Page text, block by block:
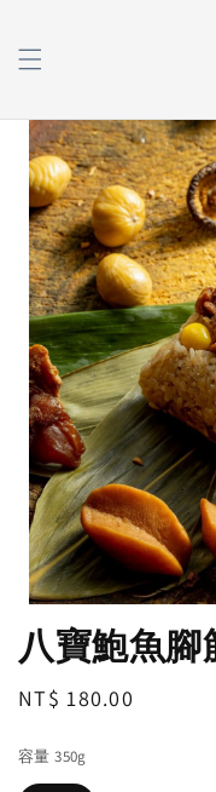
八寶鮑魚腳
Regular
NT$ 180.00
容量 350g